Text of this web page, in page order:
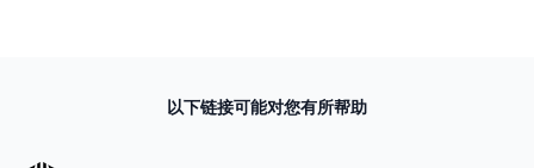
以下链接可能对您有所帮助